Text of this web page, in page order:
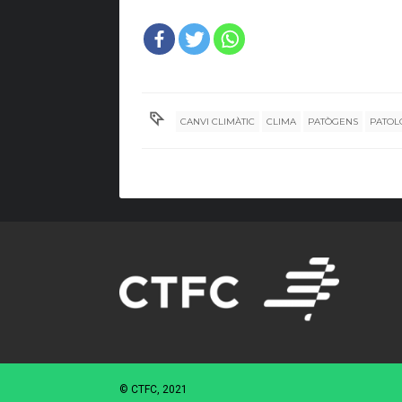
CANVI CLIMÀTIC CLIMA PATÒGENS
© CTFC, 2021